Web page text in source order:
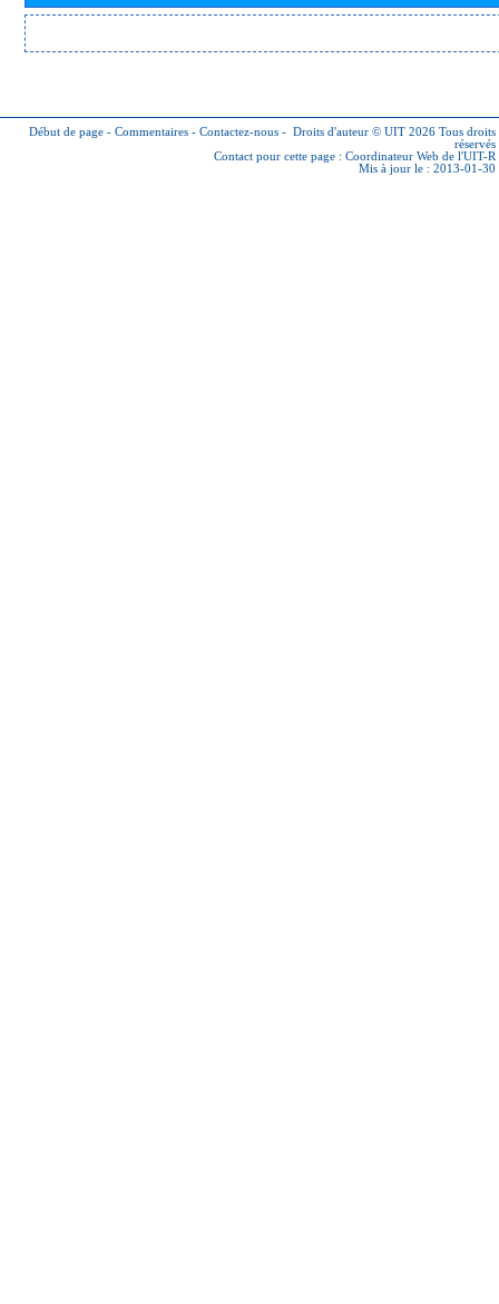
Début de page - Commentaires - Contactez-nous - Droits d'auteur © UIT 2026 Tous droits
réservés
Contact pour cette page : Coordinateur Web de l'UIT-R
Mis à jour le : 2013-01-30